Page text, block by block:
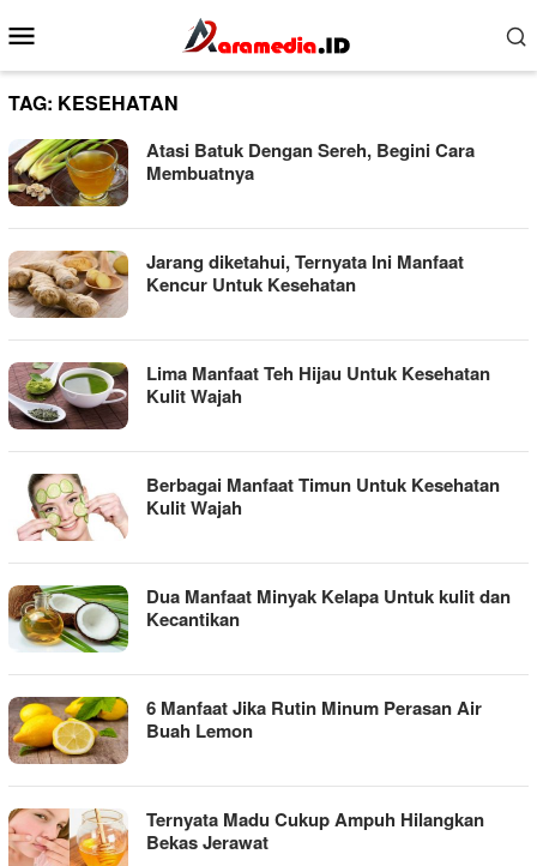
ke
kontenMobile
TAG: KESEHATAN
Atasi Batuk Dengan Sereh, Begini Cara
Membuatnya
Jarang diketahui, Ternyata Ini Manfaat
Kencur Untuk Kesehatan
Lima Manfaat Teh Hijau Untuk Kesehatan
Kulit Wajah
Berbagai Manfaat Timun Untuk Kesehatan
Kulit Wajah
Dua Manfaat Minyak Kelapa Untuk kulit dan
Kecantikan
6 Manfaat Jika Rutin Minum Perasan Air
Buah Lemon
Ternyata Madu Cukup Ampuh Hilangkan
Bekas Jerawat